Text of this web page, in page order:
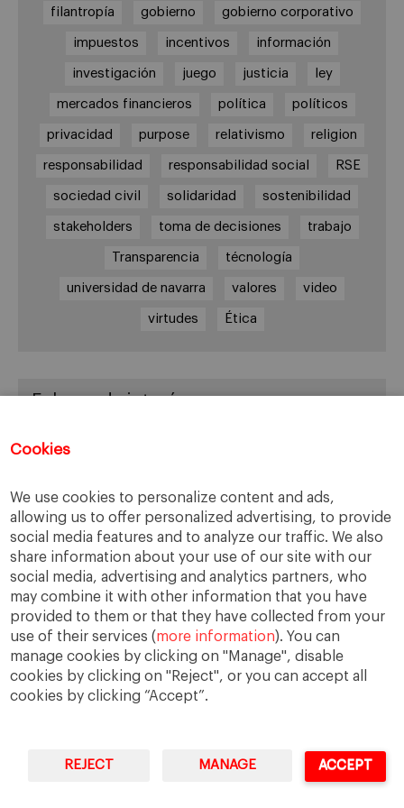
Cookies
We use cookies to personalize content and ads,
allowing us to offer personalized advertising, to provide
social media features and to analyze our traffic. We also
share information about your use of our site with our
social media, advertising and analytics partners, who
may combine it with other information that you have
provided to them or that they have collected from your
use of their services (more information). You can
manage cookies by clicking on "Manage", disable
cookies by clicking on "Reject", or you can accept all
cookies by clicking “Accept”.
REJECT MANAGE ACCEPT
filantropía gobierno gobierno corporativo
impuestos incentivos información
investigación juego justicia ley
mercados financieros política políticos
privacidad purpose relativismo religion
responsabilidad responsabilidad social RSE
sociedad civil solidaridad sostenibilidad
stakeholders toma de decisiones trabajo
Transparencia técnología
universidad de navarra valores video
virtudes Ética
Enlaces de interés
Center for Business in Society – IESE
Archivos
Archivos
University of Navarra